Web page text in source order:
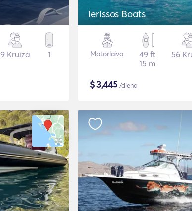
9 Kruīza 1
Ierissos Boats
Motorlaiva
49 ft
15 m
56
$3,445 /diena